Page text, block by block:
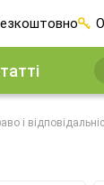
і